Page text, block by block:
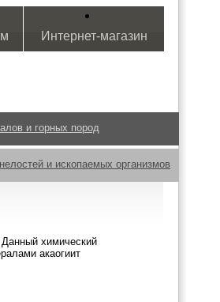
Интернет-магазин
и горных пород
и ископаемых организмов
химический
акаогиит